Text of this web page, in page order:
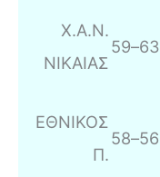
Χ.Α.Ν.
ΝΙΚΑΙΑΣ
59–63
ΕΘΝΙΚΟΣ
Π.
58–56